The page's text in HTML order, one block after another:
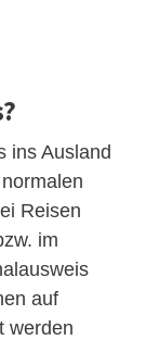
ins Ausland
Reisen
im
auf
werden